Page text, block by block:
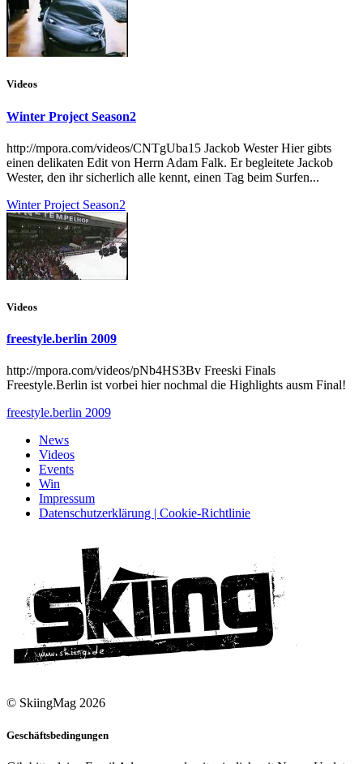
Videos
Winter Project Season2
http://mpora.com/videos/CNTgUba15 Jackob Wester Hier gibts
einen delikaten Edit von Herrn Adam Falk. Er begleitete Jackob
Wester, den ihr sicherlich alle kennt, einen Tag beim Surfen...
Winter Project Season2
Videos
freestyle.berlin 2009
http://mpora.com/videos/pNb4HS3Bv Freeski Finals
Freestyle.Berlin ist vorbei hier nochmal die Highlights ausm Final!
freestyle.berlin 2009
News
Videos
Events
Win
Impressum
Datenschutzerklärung | Cookie-Richtlinie
© SkiingMag 2026
Geschäftsbedingungen